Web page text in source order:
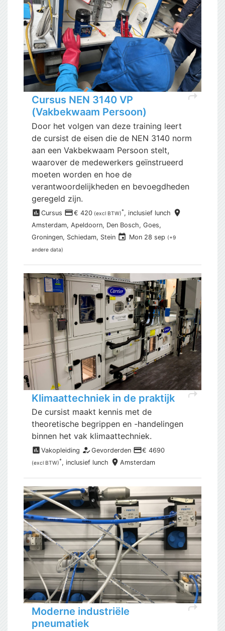
shortcut
Cursus NEN 3140 VP
(Vakbekwaam Persoon)
Door het volgen van deze training leert
de cursist de eisen die de NEN 3140 norm
aan een Vakbekwaam Persoon stelt,
waarover de medewerkers geïnstrueerd
moeten worden en hoe de
verantwoordelijkheden en bevoegdheden
geregeld zijn.
assessment Cursus payment€ 420(excl BTW)*, inclusief lunch place
Amsterdam, Apeldoorn, Den Bosch, Goes,
Groningen, Schiedam, Stein event Mon 28 sep (+9
andere data)
shortcut
Klimaattechniek in de praktijk
De cursist maakt kennis met de
theoretische begrippen en -handelingen
binnen het vak klimaattechniek.
assessment Vakopleiding how_to_regGevorderden payment€ 4690
(excl BTW)*, inclusief lunch place Amsterdam
shortcut
Moderne industriële
pneumatiek